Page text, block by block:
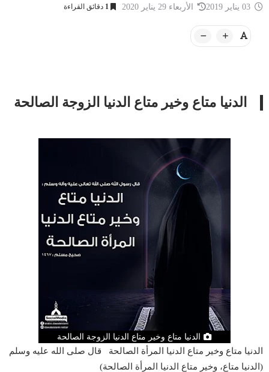
الأربعاء 29 يناير 2020 1 دقائق القراءة
الدنيا متاع وخير متاع الدنيا الزوجة الصالحة
الدنيا متاع وخير متاع الدنيا الزوجة الصالحة
الدنيا متاع وخير متاع الدنيا المرأة الصالحة قال صلى الله عليه وسلم
(الدنيا متاع، وخير متاع الدنيا المرأة الصالحة)